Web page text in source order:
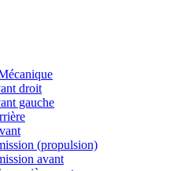
droit
gauche
(propulsion)
avant